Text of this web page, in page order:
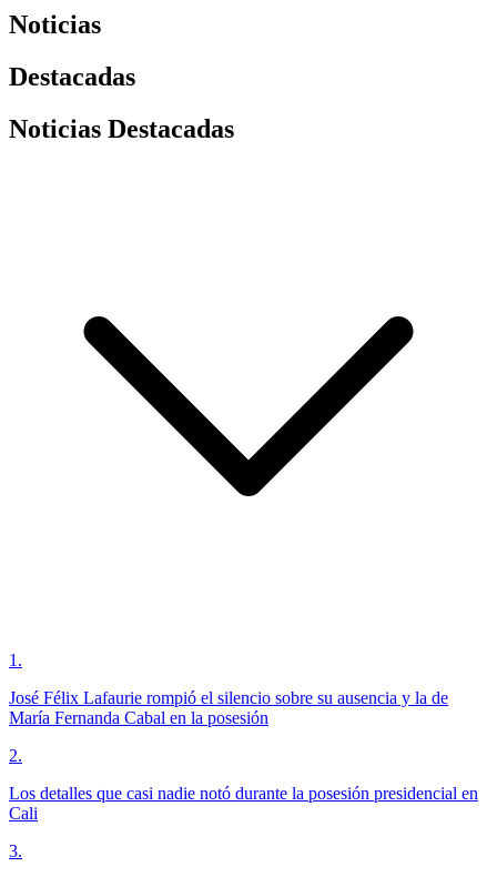
Noticias
Destacadas
Noticias Destacadas
1 .
José Félix Lafaurie rompió el silencio sobre su ausencia y la de
María Fernanda Cabal en la posesión
2.
Los detalles que casi nadie notó durante la posesión presidencial en
Cali
3.